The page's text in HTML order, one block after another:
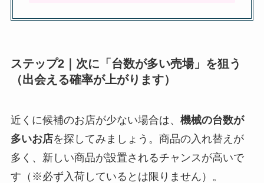
ステップ2｜次に「台数が多い売場」を狙う
（出会える確率が上がります）
近くに候補のお店が少ない場合は、 機械の台数が
多いお店を探してみましょう。商品の入れ替えが
多く、新しい商品が設置されるチャンスが高いで
す（※必ず入荷しているとは限りません）。